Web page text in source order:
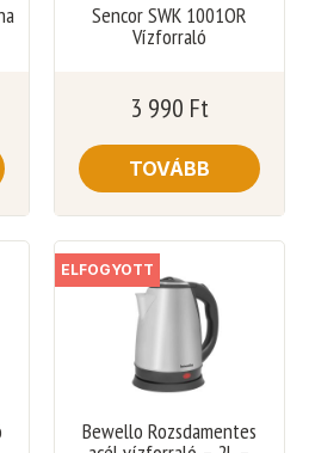
Sencor SWK 1001OR
Vízforraló
3 990 Ft
TOVÁBB
ELFOGYOTT
Bewello Rozsdamentes